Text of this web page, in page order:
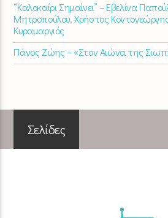
“Καλοκαίρι Σημαίνει” – Εβελίνα
Μητροπούλου, Χρήστος
Κυραμαργιός
Πάνος Ζώης – «Στον Αιώνα της
Σελίδες